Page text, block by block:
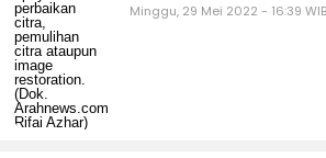
Minggu, 29 Mei 2022 - 16:39 WIB